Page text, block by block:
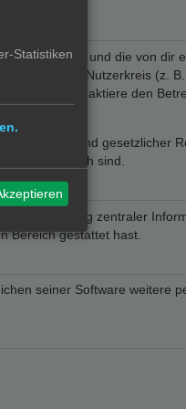
Profils und die von dir
Nutzerkreis (z.
oder kontaktiere den
er auf Grund gesetzlicher
erforderlich sind.
Übermittlung zentraler
Bereich gestattet hast.
seiner Software weitere
Statistiken